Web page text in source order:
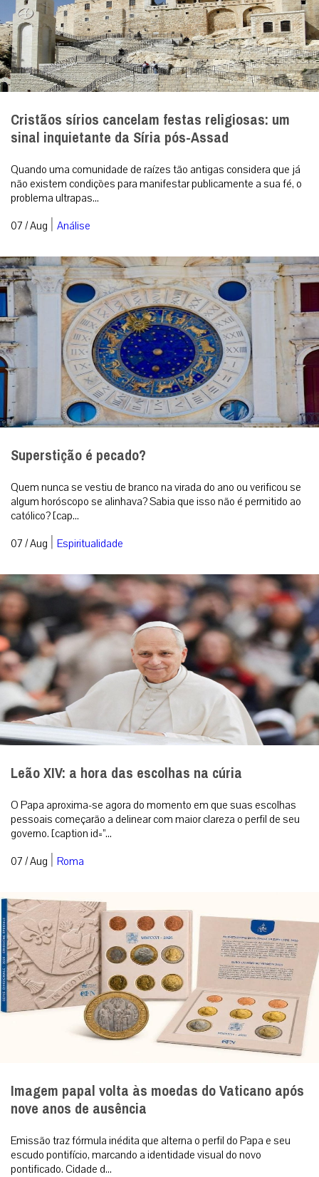
Cristãos sírios cancelam festas religiosas: um
sinal inquietante da Síria pós-Assad
Quando uma comunidade de raízes tão antigas considera que já
não existem condições para manifestar publicamente a sua fé, o
problema ultrapas...
07 / Aug | Análise
Superstição é pecado?
Quem nunca se vestiu de branco na virada do ano ou verificou se
algum horóscopo se alinhava? Sabia que isso não é permitido ao
católico? [cap...
07 / Aug | Espiritualidade
Leão XIV: a hora das escolhas na cúria
O Papa aproxima-se agora do momento em que suas escolhas
pessoais começarão a delinear com maior clareza o perfil de seu
governo. [caption id=”...
07 / Aug | Roma
Imagem papal volta às moedas do Vaticano após
nove anos de ausência
Emissão traz fórmula inédita que alterna o perfil do Papa e seu
escudo pontifício, marcando a identidade visual do novo
pontificado. Cidade d...